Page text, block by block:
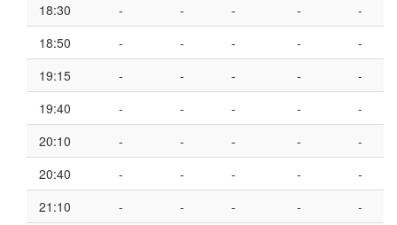
18:30
- - - -
-
18:50
- - - -
-
19:15
- - - -
-
19:40
- - - -
-
20:10
- - - -
-
20:40
- - - -
-
21:10
- - - -
-